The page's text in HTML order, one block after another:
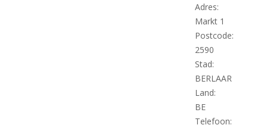
Adres:
Markt 1
Postcode:
2590
Stad:
BERLAAR
Land:
BE
Telefoon: